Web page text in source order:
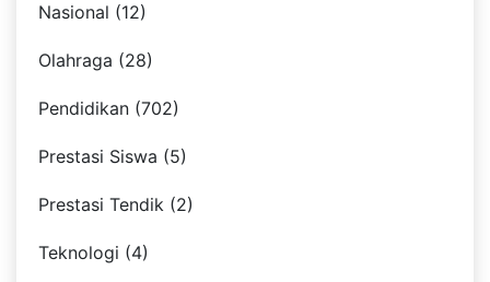
Nasional (12)
Olahraga (28)
Pendidikan (702)
Prestasi Siswa (5)
Prestasi Tendik (2)
Teknologi (4)